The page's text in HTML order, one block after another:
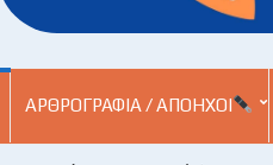
ΑΡΘΡΟΓΡΑΦΊΑ / ΑΠΌΗΧΟΙ